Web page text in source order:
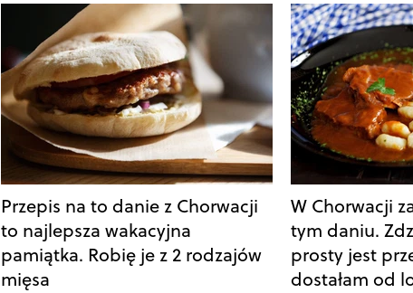
Przepis na to danie z Chorwacji
to najlepsza wakacyjna
pamiątka. Robię je z 2 rodzajów
mięsa
W Chorwacji
tym daniu.
prosty jest
dostałam od